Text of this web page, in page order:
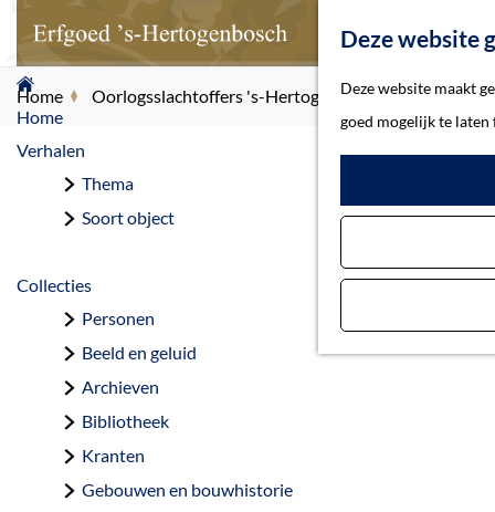
Deze website
Deze website maakt
goed mogelijk te laten
G
a
n
d
Home
Verhalen
Thema
Soort object
Collecties
Personen
Beeld en geluid
Archieven
Bibliotheek
Kranten
Gebouwen en bouwhistorie
Home Oorlogsslachtoffers 's-Hertogenbosch Zon,